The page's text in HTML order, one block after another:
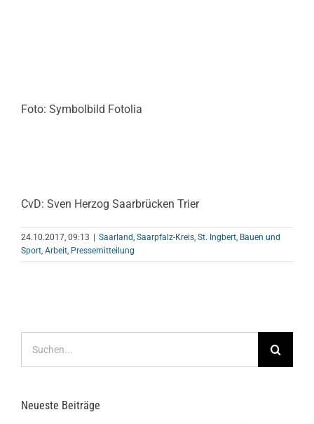
Foto: Symbolbild Fotolia
CvD: Sven Herzog Saarbrücken Trier
24.10.2017, 09:13 Saarland, Saarpfalz-Kreis, St. Ingbert, Bauen und
Sport, Arbeit, Pressemitteilung
nach:
Neueste Beiträge